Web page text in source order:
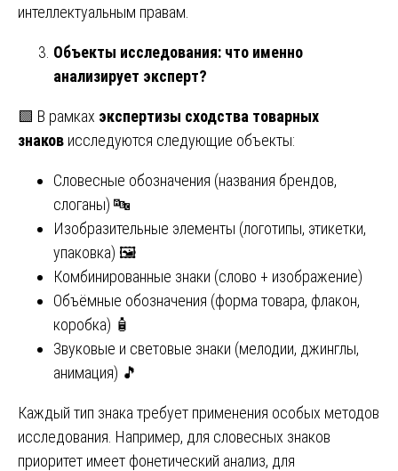
интеллектуальным правам.
Объекты исследования: что именно
анализирует эксперт?
🟩 В рамках экспертизы сходства товарных
знаков исследуются следующие объекты:
Словесные обозначения (названия брендов,
слоганы) 🔤
Изобразительные элементы (логотипы, этикетки,
упаковка) 🖼️
Комбинированные знаки (слово + изображение)
Объёмные обозначения (форма товара, флакон,
коробка) 🧴
Звуковые и световые знаки (мелодии, джинглы,
анимация) 🎵
Каждый тип знака требует применения особых методов
исследования. Например, для словесных знаков
приоритет имеет фонетический анализ, для